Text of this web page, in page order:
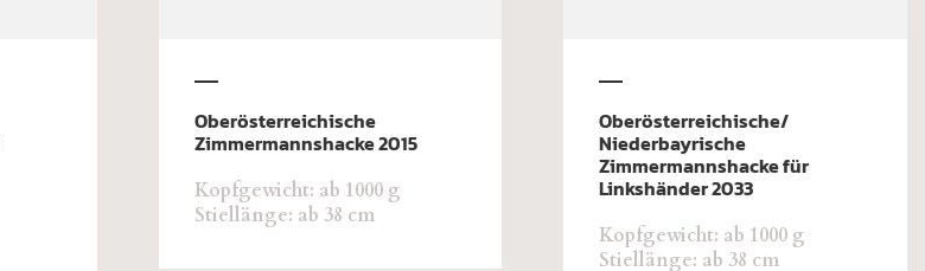
Oberösterreichische
Zimmermannshacke 2015
Kopfgewicht: ab 1000 g
Stiellänge: ab 38 cm
Oberösterreichische/
Niederbayrische
Zimmermannshacke für
Linkshänder 2033
Kopfgewicht: ab 1000 g
Stiellänge: ab 38 cm